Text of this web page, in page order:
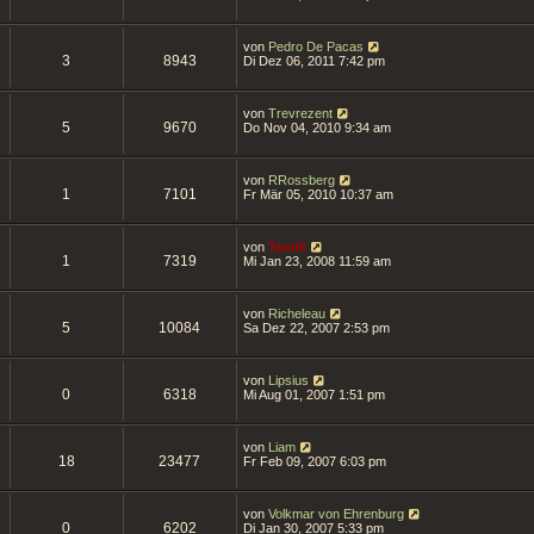
3 8943
von Pedro De Pacas
Di Dez 06, 2011 7:42 pm
5 9670
von Trevrezent
Do Nov 04, 2010 9:34 am
1 7101
von RRossberg
Fr Mär 05, 2010 10:37 am
1 7319
von Taurik
Mi Jan 23, 2008 11:59 am
5 10084
von Richeleau
Sa Dez 22, 2007 2:53 pm
0 6318
von Lipsius
Mi Aug 01, 2007 1:51 pm
18 23477
von Liam
Fr Feb 09, 2007 6:03 pm
0 6202
von Volkmar von Ehrenburg
Di Jan 30, 2007 5:33 pm